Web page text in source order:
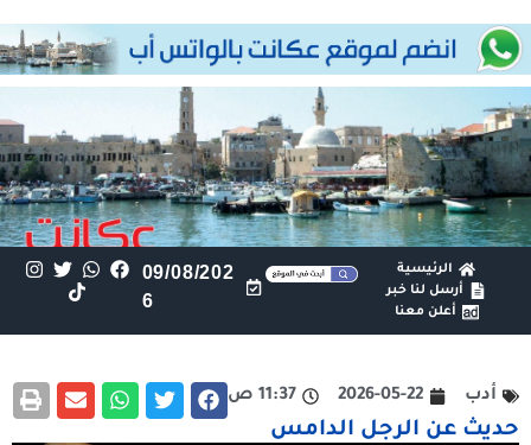
الرئيسية
أرسل لنا خبر
أعلن معنا
09/08/202
6
أدب 2026-05-22 11:37 ص
حديث عن الرجل الدامس